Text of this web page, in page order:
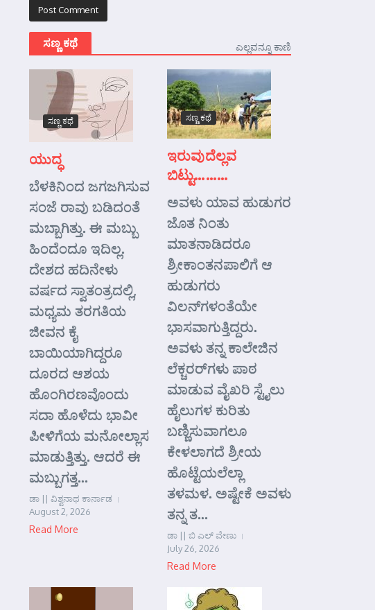
ಸಣ್ಣ ಕಥೆ ಎಲ್ಲವನ್ನೂ ಕಾಣಿ
ಸಣ್ಣ ಕಥೆ
ಯುದ್ಧ
ಬೆಳಕಿನಿಂದ ಜಗಜಗಿಸುವ
ಸಂಜೆ ರಾವು ಬಡಿದಂತೆ
ಮಬ್ಬಾಗಿತ್ತು. ಈ ಮಬ್ಬು
ಹಿಂದೆಂದೂ ಇದಿಲ್ಲ.
ದೇಶದ ಹದಿನೇಳು
ವರ್ಷದ ಸ್ವಾತಂತ್ರದಲ್ಲಿ,
ಮಧ್ಯಮ ತರಗತಿಯ
ಜೀವನ ಕೈ
ಬಾಯಿಯಾಗಿದ್ದರೂ
ದೂರದ ಆಶಯ
ಹೊಂಗಿರಣವೊಂದು
ಸದಾ ಹೊಳೆದು ಭಾವೀ
ಪೀಳಿಗೆಯ ಮನೋಲ್ಲಾಸ
ಮಾಡುತ್ತಿತ್ತು. ಆದರೆ ಈ
ಮಬ್ಬುಗತ್ತ...
ಡಾ || ವಿಶ್ವನಾಥ ಕಾರ್ನಾಡ
August 2, 2026
Read More
ಸಣ್ಣ ಕಥೆ
ಇರುವುದೆಲ್ಲವ
ಬಿಟ್ಟು………
ಅವಳು ಯಾವ ಹುಡುಗರ
ಜೊತ ನಿಂತು
ಮಾತನಾಡಿದರೂ
ಶ್ರೀಕಾಂತನಪಾಲಿಗೆ ಆ
ಹುಡುಗರು
ವಿಲನ್‌ಗಳಂತೆಯೇ
ಭಾಸವಾಗುತ್ತಿದ್ದರು.
ಅವಳು ತನ್ನ ಕಾಲೇಜಿನ
ಲೆಕ್ಚರರ್‌ಗಳು ಪಾಠ
ಮಾಡುವ ವೈಖರಿ ಸ್ಟೈಲು
ಹೈಲುಗಳ ಕುರಿತು
ಬಣ್ಣಿಸುವಾಗಲೂ
ಕೇಳಲಾಗದೆ ಶ್ರೀಯ
ಹೊಟ್ಟೆಯಲೆಲ್ಲಾ
ತಳಮಳ. ಅಷ್ಟೇಕೆ ಅವಳು
ತನ್ನ ತ...
ಡಾ || ಬಿ ಎಲ್ ವೇಣು
July 26, 2026
Read More